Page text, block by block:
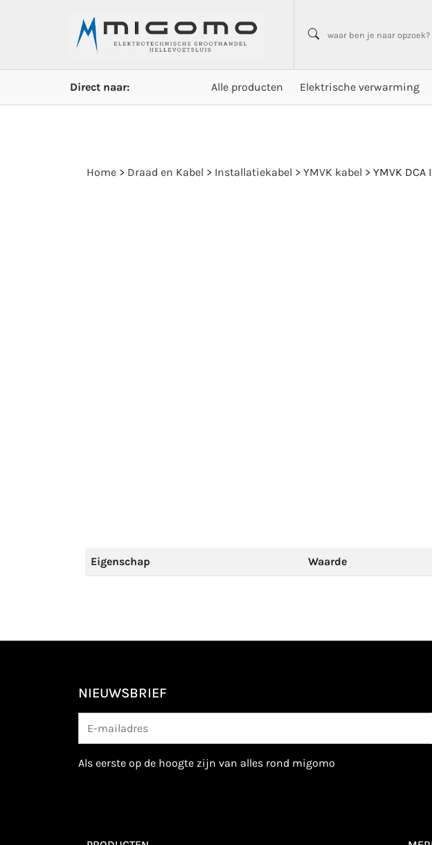
Direct naar: Alle producten Elektrische verwarming
Home > Draad en Kabel > Installatiekabel > YMVK kabel > YMVK
Eigenschap Waarde
NIEUWSBRIEF
als eerste op de hoogte zijn van alles rond migomo